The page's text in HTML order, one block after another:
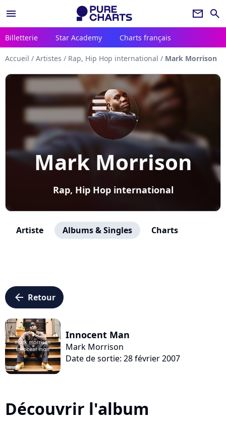
menu newsletter search
Billetterie Star Academy Charts français
Accueil / Artistes / Rap, Hip Hop international / Mark Morrison
Mark Morrison
Rap, Hip Hop international
Artiste Albums & Singles Charts
arrow_left Retour
Innocent Man
Mark Morrison
Date de sortie: 28 février 2007
Découvrir l'album